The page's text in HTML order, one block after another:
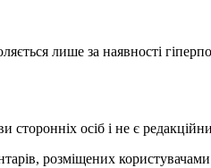
лише за наявності
сторонніх осіб і не є
розміщених